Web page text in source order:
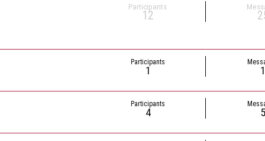
Participants
12
Participants
1 1
Participants
4 5